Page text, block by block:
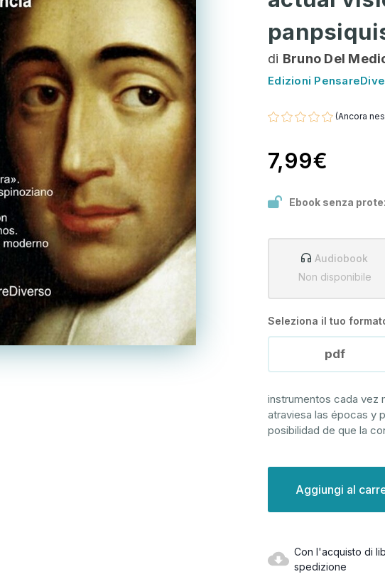
di Bruno Del
Edizioni
(Ancora
7,99€
Ebook senza
Audiobook
Non disponibile
Seleziona il tuo
pdf
instrumentos cada vez
atraviesa las épocas y
posibilidad de que la
attuale:
Con l'acquisto di
spedizione